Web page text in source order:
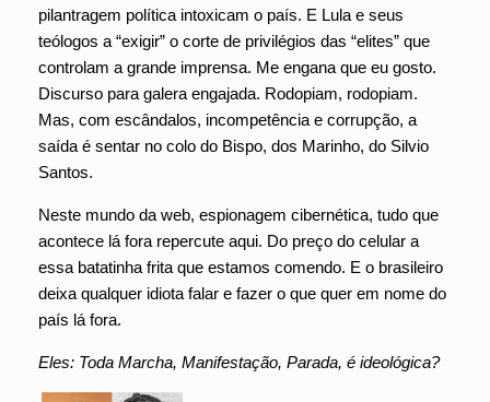
pilantragem política intoxicam o país. E Lula e seus
teólogos a “exigir” o corte de privilégios das “elites” que
controlam a grande imprensa. Me engana que eu gosto.
Discurso para galera engajada. Rodopiam, rodopiam.
Mas, com escândalos, incompetência e corrupção, a
saída é sentar no colo do Bispo, dos Marinho, do Silvio
Santos.
Neste mundo da web, espionagem cibernética, tudo que
acontece lá fora repercute aqui. Do preço do celular a
essa batatinha frita que estamos comendo. E o brasileiro
deixa qualquer idiota falar e fazer o que quer em nome do
país lá fora.
Eles: Toda Marcha, Manifestação, Parada, é ideológica?